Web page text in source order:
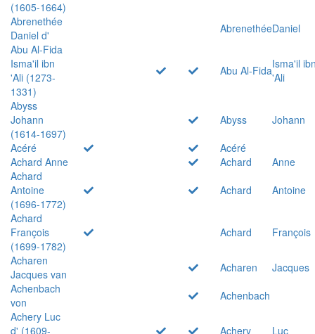
(1605-1664)
Abrenethée
Daniel d'
AbrenethéeDaniel
Abu Al-Fida
Isma'il ibn
'Ali (1273-
1331)
Abu Al-FidaIsma'il
'Ali
Abyss
Johann
(1614-1697)
Abyss
Johann
Acéré
Acéré
Achard Anne
Achard
Anne
Achard
Antoine
(1696-1772)
Achard
Antoine
Achard
François
(1699-1782)
Achard
François
Acharen
Jacques van
Acharen
Jacques
Achenbach
von
Achenbach
Achery Luc
d' (1609-
Achery
Luc